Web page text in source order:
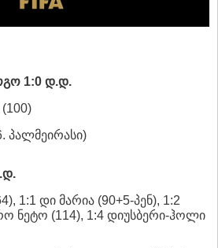
1:0 დ.დ.
პალმეირასი)
1:1 დი მარია (90+5-პენ), 1:2
ნეტო (114), 1:4 დიუსბერი-ჰოლი